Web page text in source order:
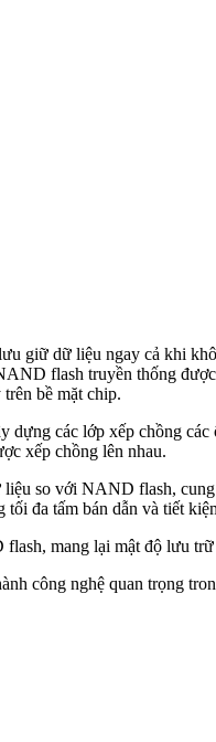
giữ dữ liệu ngay cả khi
flash truyền thống
bề mặt chip.
các lớp xếp chồng
xếp chồng lên nhau.
so với NAND flash,
đa tấm bán dẫn và tiết
mang lại mật độ lưu
công nghệ quan trọng